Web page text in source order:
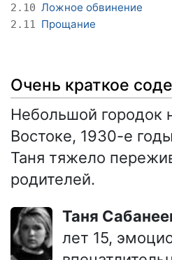
2.10 Ложное обвинение
2.11 Прощание
Очень краткое
Небольшой городок
Востоке, 1930-е
Таня тяжело
родителей.
Таня
лет 15,